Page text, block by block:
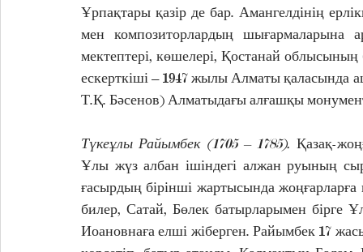
Ұрпақтары қазір де бар. Амангелдінің
мен композиторлардың шығармаларына
мектептері, көшелері, Қостанай облысының
ескерткіші – 1947 жылы Алматы қаласында
Т.Қ. Бәсенов) Алматыдағы алғашқы
Түкеұлы Райымбек (1705 – 1785). Қазақ-
Ұлы жүз албан ішіндегі алжан руының
ғасырдың бірінші жартысында
билер, Сатай, Бөлек батырларымен
Иоановнаға елші жіберген. Райымбек 17